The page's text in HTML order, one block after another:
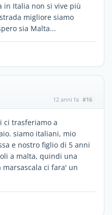
in Italia non si vive più
migliore siamo
sia Malta...
12 anni fa #16
ci trasferiamo a
siamo italiani, mio
e nostro figlio di 5 anni
a malta, quindi una
ci fara' un